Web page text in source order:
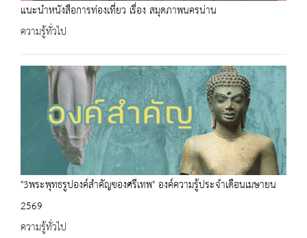
แนะนำหนังสือการท่องเที่ยว เรื่อง สมุดภาพนครน่าน
ความรู้ทั่วไป
"3พระพุทธรูปองค์สำคัญของศรีเทพ" องค์ความรู้ประจำเดือนเมษายน
2569
ความรู้ทั่วไป